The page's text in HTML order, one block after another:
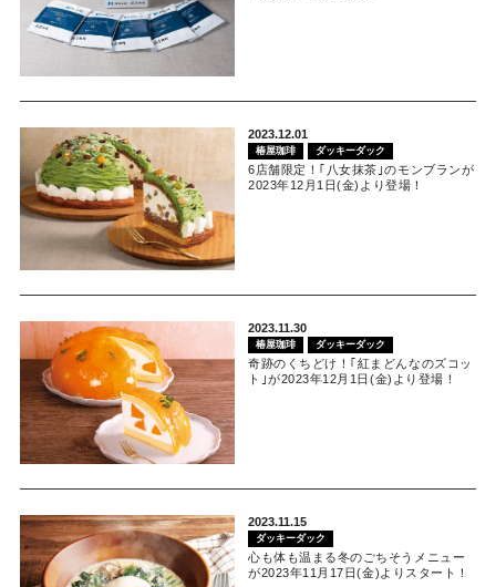
2023.12.01
椿屋珈琲 ダッキーダック
6店舗限定！｢八女抹茶｣のモンブランが
2023年12月1日(金)より登場！
2023.11.30
椿屋珈琲 ダッキーダック
奇跡のくちどけ！｢紅まどんなのズコッ
ト｣が2023年12月1日(金)より登場！
2023.11.15
ダッキーダック
心も体も温まる冬のごちそうメニュー
が2023年11月17日(金)よりスタート！